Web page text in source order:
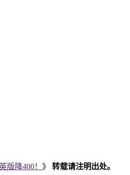
版降400！ 》 转载请注明出处。